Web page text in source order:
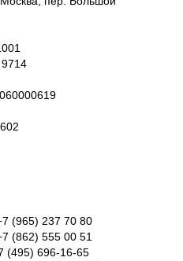
(965) 237 70 80
(862) 555 00 51
(495) 696-16-65